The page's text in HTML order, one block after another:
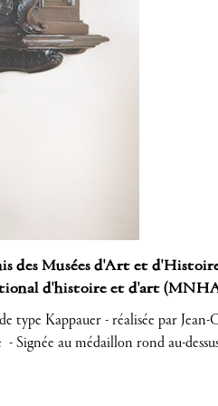
des Musées d'Art et
d'histoire et d'art
type Kappauer - réalisée par
Signée au médaillon rond au-